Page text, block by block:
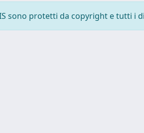
sono protetti da copyright e tutti i